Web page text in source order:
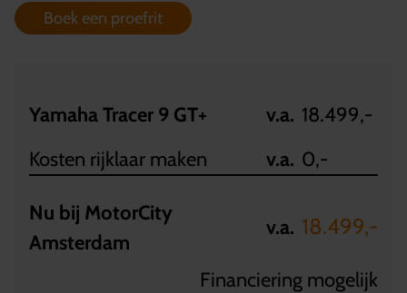
Boek een proefrit
Yamaha Tracer 9 GT+ v.a. 18.499,-
Kosten rijklaar maken
v.a. 0,-
Nu bij MotorCity
Amsterdam
v.a. 18.499,-
Financiering mogelijk